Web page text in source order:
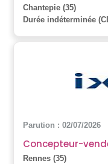
Chantepie (35)
Durée indéterminée
Parution : 02/07/2026
Concepteur-
Rennes (35)